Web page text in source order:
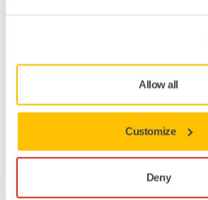
Allow all
Customize
Deny